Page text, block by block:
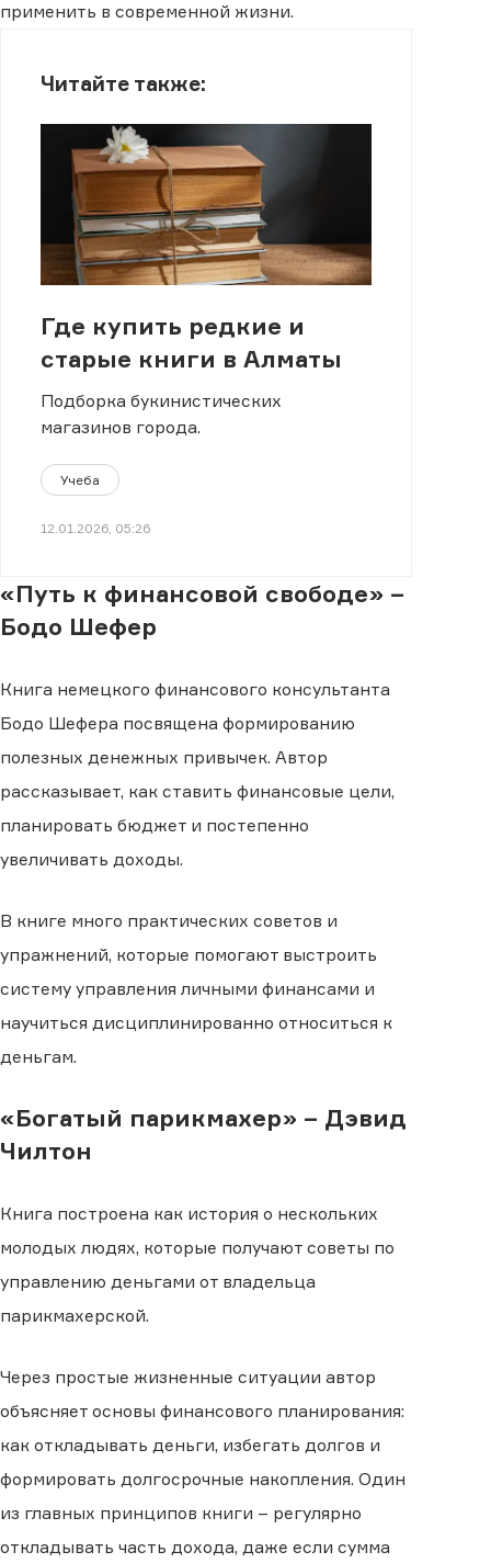
применить в современной жизни.
Читайте также:
Где купить редкие и
старые книги в Алматы
Подборка букинистических
магазинов города.
Учеба
12.01.2026, 05:26
«Путь к финансовой свободе» –
Бодо Шефер
Книга немецкого финансового консультанта
Бодо Шефера посвящена формированию
полезных денежных привычек. Автор
рассказывает, как ставить финансовые цели,
планировать бюджет и постепенно
увеличивать доходы.
В книге много практических советов и
упражнений, которые помогают выстроить
систему управления личными финансами и
научиться дисциплинированно относиться к
деньгам.
«Богатый парикмахер» – Дэвид
Чилтон
Книга построена как история о нескольких
молодых людях, которые получают советы по
управлению деньгами от владельца
парикмахерской.
Через простые жизненные ситуации автор
объясняет основы финансового планирования:
как откладывать деньги, избегать долгов и
формировать долгосрочные накопления. Один
из главных принципов книги – регулярно
откладывать часть дохода, даже если сумма